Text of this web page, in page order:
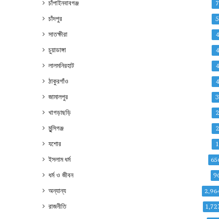
চাঁপাইনবাবগঞ্জ 7
চাঁদপুর 5
সাতক্ষীরা 4
চুয়াডাঙ্গা 4
লালমনিরহাট 4
ঠাকুরগাঁও 4
জামালপুর 3
খাগড়াছড়ি 2
মুন্সিগঞ্জ 2
যশোর 1
ইসলাম ধর্ম
ধর্ম ও জীবন
অন্যান্য
রাজনীতি